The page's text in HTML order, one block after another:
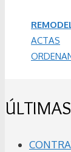
ACTAS